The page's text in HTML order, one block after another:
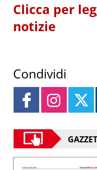
Clicca per
notizie
Condividi